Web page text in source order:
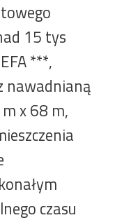
15 tys
***,
nawadnianą
x 68 m,
czasu